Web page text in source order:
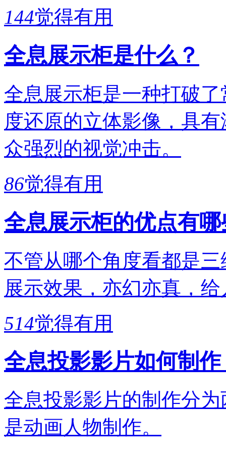
144觉得有用
全息展示柜是什么？
全息展示柜是一种打破
度还原的立体影像，具
众强烈的视觉冲击。
86觉得有用
全息展示柜的优点有
不管从哪个角度看都是
展示效果，亦幻亦真，
514觉得有用
全息投影影片如何制作
全息投影影片的制作分
是动画人物制作。